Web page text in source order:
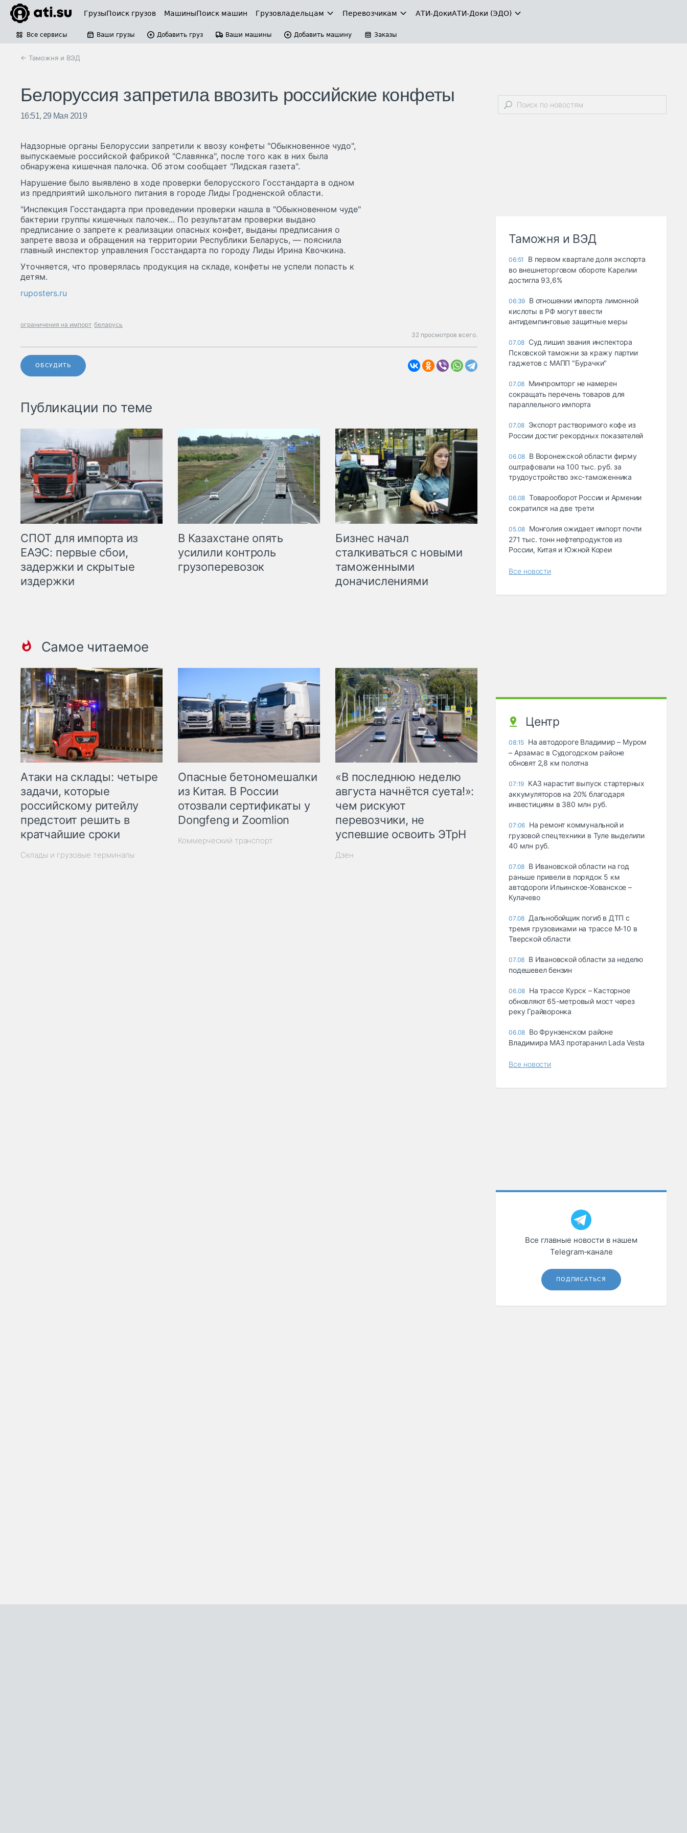
ГрузыПоиск грузов МашиныПоиск машин Грузовладельцам Перевозчикам АТИ-ДокиАТИ-Доки (ЭДО)
Все сервисы Ваши грузы Добавить груз Ваши машины Добавить машину Заказы
← Таможня и ВЭД
Белоруссия запретила ввозить российские конфеты
16:51, 29 Мая 2019
Надзорные органы Белоруссии запретили к ввозу конфеты "Обыкновенное чудо",
выпускаемые российской фабрикой "Славянка", после того как в них была
обнаружена кишечная палочка. Об этом сообщает "Лидская газета".
Нарушение было выявлено в ходе проверки белорусского Госстандарта в одном
из предприятий школьного питания в городе Лиды Гродненской области.
"Инспекция Госстандарта при проведении проверки нашла в "Обыкновенном чуде"
бактерии группы кишечных палочек... По результатам проверки выдано
предписание о запрете к реализации опасных конфет, выданы предписания о
запрете ввоза и обращения на территории Республики Беларусь, — пояснила
главный инспектор управления Госстандарта по городу Лиды Ирина Квочкина.
Уточняется, что проверялась продукция на складе, конфеты не успели попасть к
детям.
ruposters.ru
ограничения на импорт беларусь
32 просмотров всего.
ОБСУДИТЬ
Публикации по теме
СПОТ для импорта из
ЕАЭС: первые сбои,
задержки и скрытые
издержки
В Казахстане опять
усилили контроль
грузоперевозок
Бизнес начал
сталкиваться с новыми
таможенными
доначислениями
Самое читаемое
Атаки на склады: четыре
задачи, которые
российскому ритейлу
предстоит решить в
кратчайшие сроки
Склады и грузовые терминалы
Опасные бетономешалки
из Китая. В России
отозвали сертификаты у
Dongfeng и Zoomlion
Коммерческий транспорт
«В последнюю неделю
августа начнётся суета!»:
чем рискуют
перевозчики, не
успевшие освоить ЭТрН
Дзен
Таможня и ВЭД
06:51
В первом квартале доля экспорта
во внешнеторговом обороте Карелии
достигла 93,6%
06:39 В отношении импорта лимонной
кислоты в РФ могут ввести
антидемпинговые защитные меры
07.08 Суд лишил звания инспектора
Псковской таможни за кражу партии
гаджетов с МАПП "Бурачки"
07.08 Минпромторг не намерен
сокращать перечень товаров для
параллельного импорта
07.08 Экспорт растворимого кофе из
России достиг рекордных показателей
06.08 В Воронежской области фирму
оштрафовали на 100 тыс. руб. за
трудоустройство экс-таможенника
06.08 Товарооборот России и Армении
сократился на две трети
05.08 Монголия ожидает импорт почти
271 тыс. тонн нефтепродуктов из
России, Китая и Южной Кореи
Все новости
Центр
08:15 На автодороге Владимир – Муром
– Арзамас в Судогодском районе
обновят 2,8 км полотна
07:19 КАЗ нарастит выпуск стартерных
аккумуляторов на 20% благодаря
инвестициям в 380 млн руб.
07:06 На ремонт коммунальной и
грузовой спецтехники в Туле выделили
40 млн руб.
07.08 В Ивановской области на год
раньше привели в порядок 5 км
автодороги Ильинское-Хованское –
Кулачево
07.08 Дальнобойщик погиб в ДТП с
тремя грузовиками на трассе М-10 в
Тверской области
07.08 В Ивановской области за неделю
подешевел бензин
06.08 На трассе Курск – Касторное
обновляют 65-метровый мост через
реку Грайворонка
06.08 Во Фрунзенском районе
Владимира МАЗ протаранил Lada Vesta
Все новости
Все главные новости в нашем
Telegram‑канале
ПОДПИСАТЬСЯ